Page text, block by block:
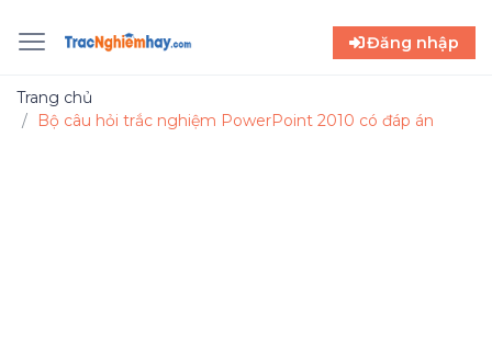
Đăng nhập
Trang chủ
Bộ câu hỏi trắc nghiệm PowerPoint 2010 có đáp án